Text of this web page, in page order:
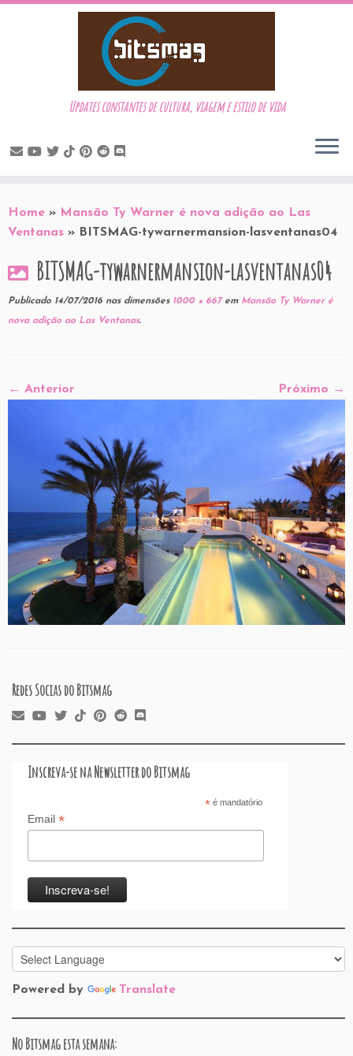
to
content
Updates constantes de cultura, viagem e estilo de vida
Home » Mansão Ty Warner é nova adição ao Las
Ventanas » BITSMAG-tywarnermansion-lasventanas04
BITSMAG-tywarnermansion-lasventanas04
Publicado 14/07/2016 nas dimensões1000 × 667emMansão Ty Warner é
nova adição ao Las Ventanas.
← Anterior Próximo →
Redes Socias do Bitsmag
Inscreva-se na Newsletter do Bitsmag
*é mandatório
Email *
Powered by Translate
No Bitsmag esta semana: